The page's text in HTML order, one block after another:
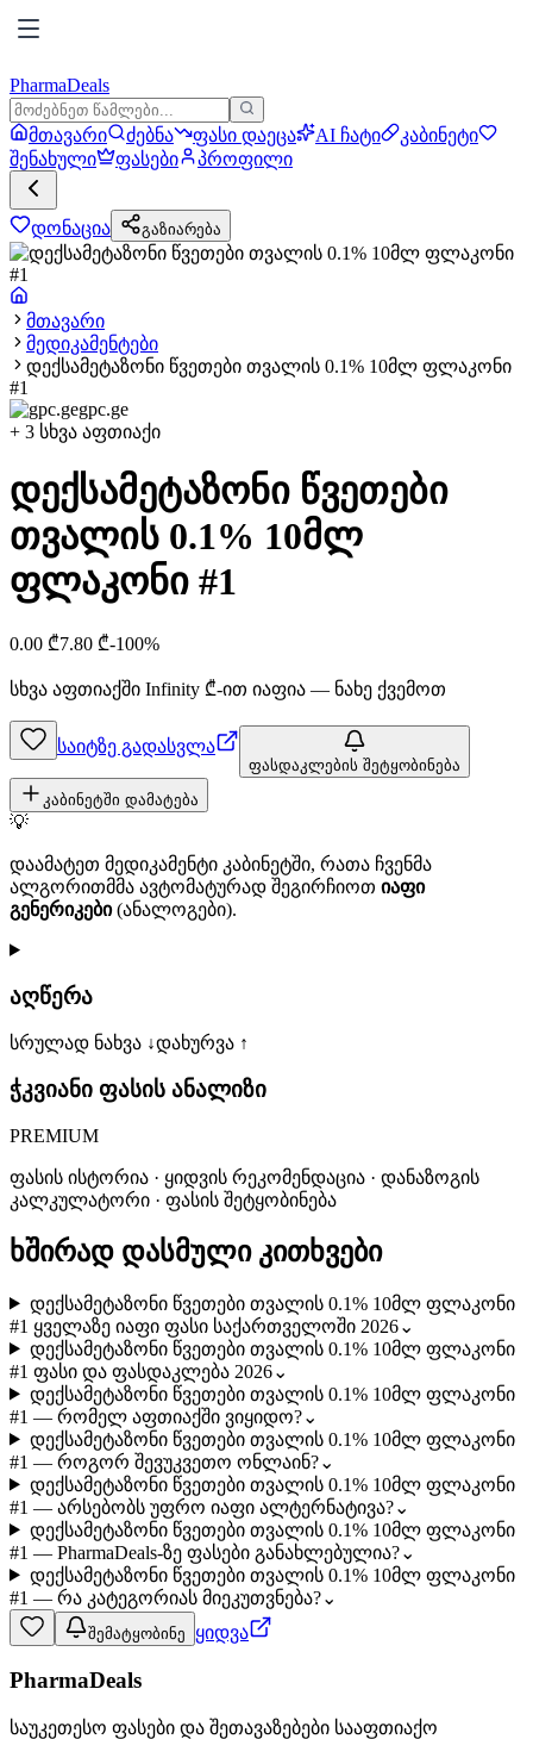
PharmaDeals
მთავარი ძებნა ფასი დაეცა AI ჩატი
კაბინეტი
შენახული
ფასები პროფილი
დონაცია გაზიარება
მთავარი
მედიკამენტები
დექსამეტაზონი წვეთები თვალის 0.1% 10მლ ფლაკონი
#1
gpc.ge
+ 3 სხვა აფთიაქი
დექსამეტაზონი წვეთები
თვალის 0.1% 10მლ
ფლაკონი #1
0.00 ₾7.80 ₾-100%
სხვა აფთიაქში Infinity ₾-ით იაფია — ნახე ქვემოთ
საიტზე გადასვლა
ფასდაკლების შეტყობინება
კაბინეტში დამატება
💡
დაამატეთ მედიკამენტი კაბინეტში, რათა ჩვენმა
ალგორითმმა ავტომატურად შეგირჩიოთ იაფი
გენერიკები(ანალოგები).
აღწერა
სრულად ნახვა ↓დახურვა ↑
ჭკვიანი ფასის ანალიზი
PREMIUM
ფასის ისტორია · ყიდვის რეკომენდაცია · დანაზოგის
კალკულატორი · ფასის შეტყობინება
ხშირად დასმული კითხვები
დექსამეტაზონი წვეთები თვალის 0.1% 10მლ ფლაკონი
#1 ყველაზე იაფი ფასი საქართველოში 2026⌄
დექსამეტაზონი წვეთები თვალის 0.1% 10მლ ფლაკონი
#1 ფასი და ფასდაკლება 2026⌄
დექსამეტაზონი წვეთები თვალის 0.1% 10მლ ფლაკონი
#1 — რომელ აფთიაქში ვიყიდო?⌄
დექსამეტაზონი წვეთები თვალის 0.1% 10მლ ფლაკონი
#1 — როგორ შევუკვეთო ონლაინ?⌄
დექსამეტაზონი წვეთები თვალის 0.1% 10მლ ფლაკონი
#1 — არსებობს უფრო იაფი ალტერნატივა?⌄
დექსამეტაზონი წვეთები თვალის 0.1% 10მლ ფლაკონი
#1 — PharmaDeals-ზე ფასები განახლებულია?⌄
დექსამეტაზონი წვეთები თვალის 0.1% 10მლ ფლაკონი
#1 — რა კატეგორიას მიეკუთვნება?⌄
შემატყობინე ყიდვა
PharmaDeals
საუკეთესო ფასები და შეთავაზებები სააფთიაქო